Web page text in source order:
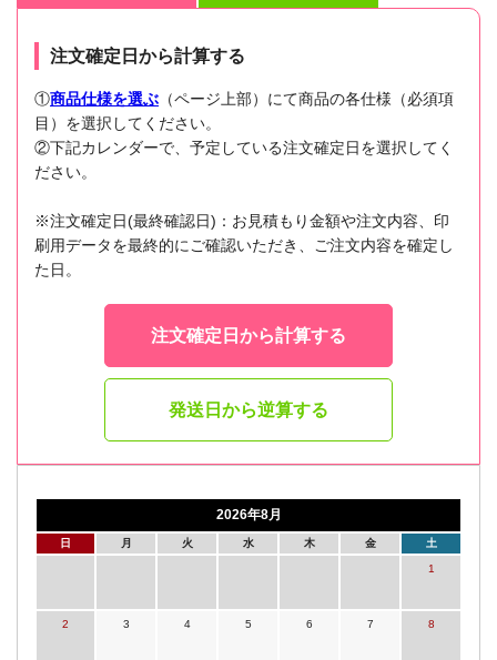
注文確定日から計算する
①商品仕様を選ぶ （ページ上部）にて商品の各仕様（必須項
目）を選択してください。
②下記カレンダーで、予定している注文確定日を選択してく
ださい。
※注文確定日(最終確認日)：お見積もり金額や注文内容、印
刷用データを最終的にご確認いただき、ご注文内容を確定し
た日。
注文確定日から計算する
発送日から逆算する
2026年8月
日 月 火 水 木 金 土
1
2 3 4 5 6 7 8